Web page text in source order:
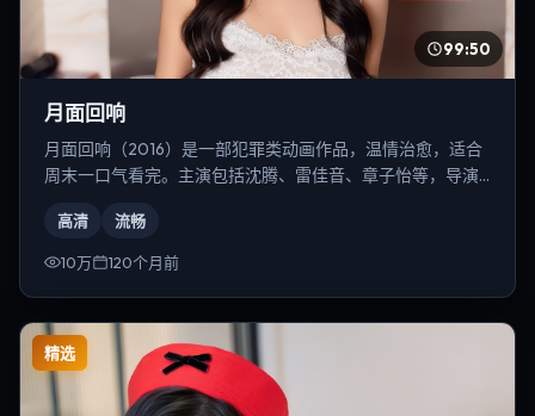
99:50
月面回响
月面回响（2016）是一部犯罪类动画作品，温情治愈，适合
周末一口气看完。主演包括沈腾、雷佳音、章子怡等，导演
高清 流畅
10万 120个月前
精选